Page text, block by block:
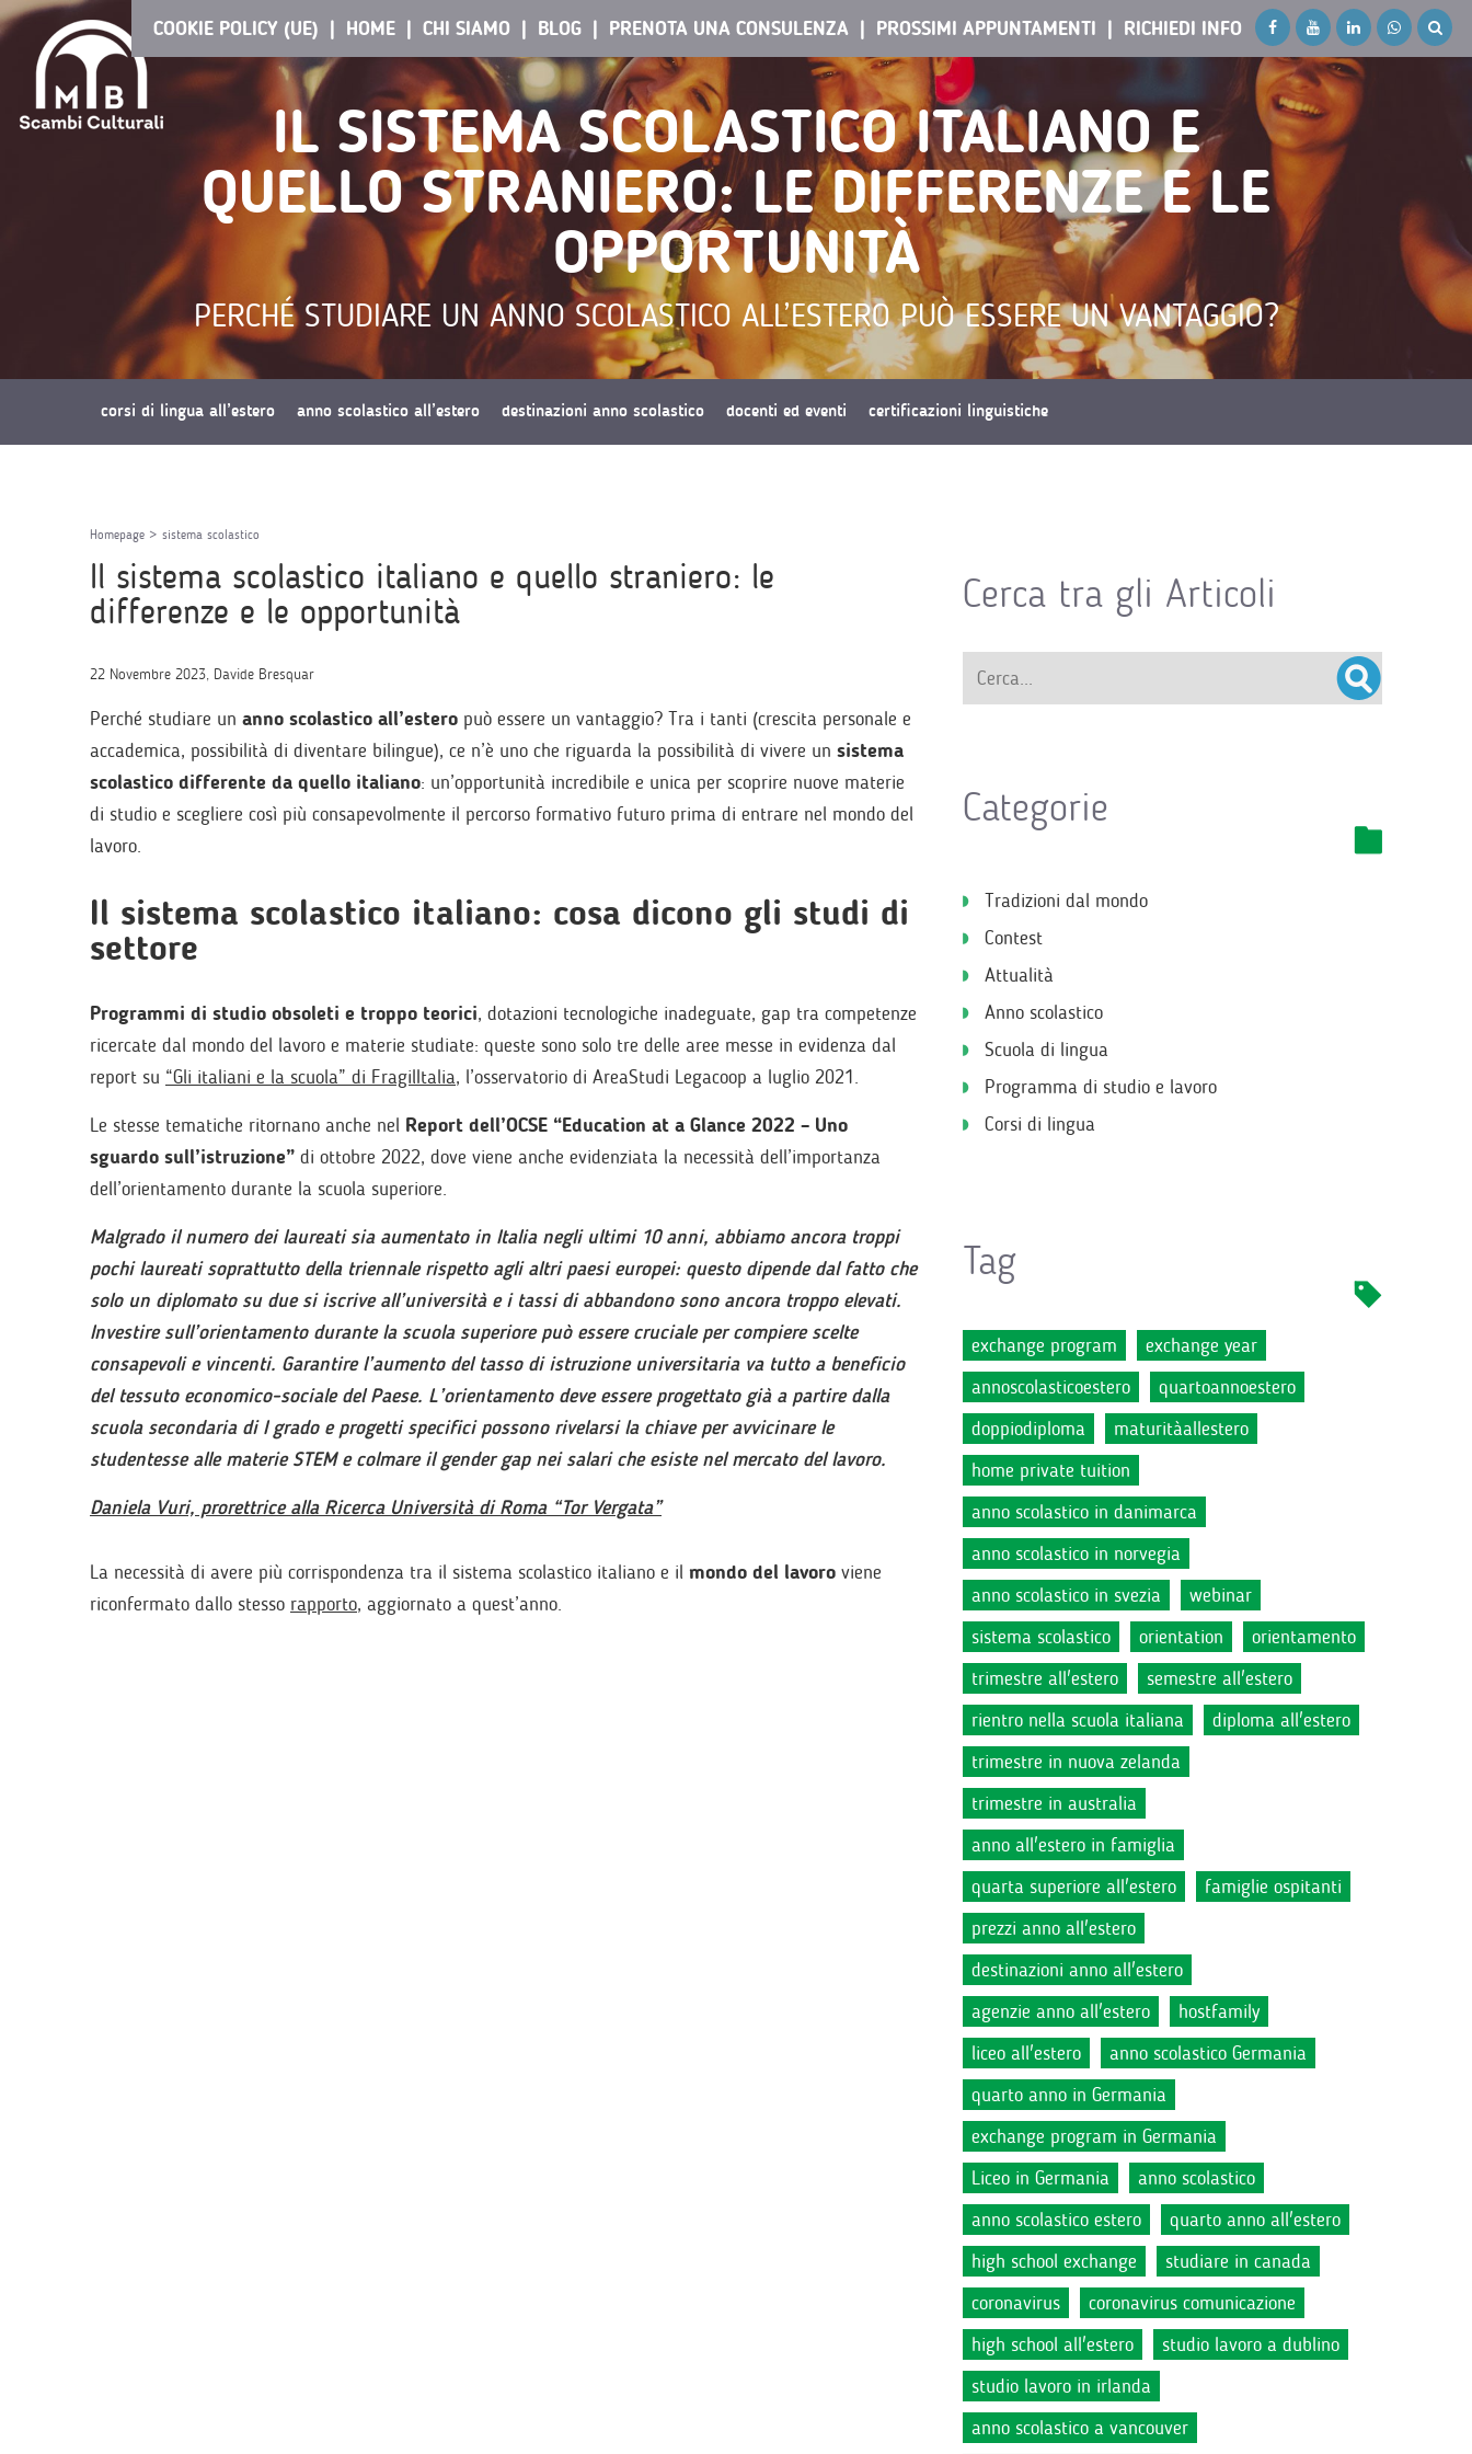
RICHIEDI INFO
PROSSIMI APPUNTAMENTI
PRENOTA UNA CONSULENZA
BLOG
CHI SIAMO
HOME
COOKIE POLICY (UE)
IL SISTEMA SCOLASTICO ITALIANO E
QUELLO STRANIERO: LE DIFFERENZE E LE
OPPORTUNITÀ
PERCHÉ STUDIARE UN ANNO SCOLASTICO ALL’ESTERO PUÒ ESSERE UN VANTAGGIO?
corsi di lingua all’estero anno scolastico all’estero destinazioni anno scolastico docenti ed eventi certificazioni linguistiche
Homepage > sistema scolastico
Il sistema scolastico italiano e quello straniero: le
differenze e le opportunità
22 Novembre 2023, Davide Bresquar
Perché studiare un anno scolastico all’estero può essere un vantaggio? Tra i tanti (crescita personale e
accademica, possibilità di diventare bilingue), ce n’è uno che riguarda la possibilità di vivere un sistema
scolastico differente da quello italiano: un’opportunità incredibile e unica per scoprire nuove materie
di studio e scegliere così più consapevolmente il percorso formativo futuro prima di entrare nel mondo del
lavoro.
Il sistema scolastico italiano: cosa dicono gli studi di
settore
Programmi di studio obsoleti e troppo teorici, dotazioni tecnologiche inadeguate, gap tra competenze
ricercate dal mondo del lavoro e materie studiate: queste sono solo tre delle aree messe in evidenza dal
report su “Gli italiani e la scuola” di FragilItalia, l’osservatorio di AreaStudi Legacoop a luglio 2021.
Le stesse tematiche ritornano anche nel Report dell’OCSE “Education at a Glance 2022 – Uno
sguardo sull’istruzione” di ottobre 2022, dove viene anche evidenziata la necessità dell’importanza
dell’orientamento durante la scuola superiore.
Malgrado il numero dei laureati sia aumentato in Italia negli ultimi 10 anni, abbiamo ancora troppi
pochi laureati soprattutto della triennale rispetto agli altri paesi europei: questo dipende dal fatto che
solo un diplomato su due si iscrive all’università e i tassi di abbandono sono ancora troppo elevati.
Investire sull’orientamento durante la scuola superiore può essere cruciale per compiere scelte
consapevoli e vincenti. Garantire l’aumento del tasso di istruzione universitaria va tutto a beneficio
del tessuto economico-sociale del Paese. L’orientamento deve essere progettato già a partire dalla
scuola secondaria di I grado e progetti specifici possono rivelarsi la chiave per avvicinare le
studentesse alle materie STEM e colmare il gender gap nei salari che esiste nel mercato del lavoro.
Daniela Vuri, prorettrice alla Ricerca Università di Roma “Tor Vergata”
La necessità di avere più corrispondenza tra il sistema scolastico italiano e il mondo del lavoro viene
riconfermato dallo stesso rapporto, aggiornato a quest’anno.
Cerca tra gli Articoli
Categorie
Tradizioni dal mondo
Contest
Attualità
Anno scolastico
Scuola di lingua
Programma di studio e lavoro
Corsi di lingua
Tag
exchange program
exchange year
annoscolasticoestero
quartoannoestero
doppiodiploma
maturitàallestero
home private tuition
anno scolastico in danimarca
anno scolastico in norvegia
anno scolastico in svezia
webinar
sistema scolastico
orientation
orientamento
trimestre all'estero
semestre all'estero
rientro nella scuola italiana
diploma all'estero
trimestre in nuova zelanda
trimestre in australia
anno all'estero in famiglia
quarta superiore all'estero
famiglie ospitanti
prezzi anno all'estero
destinazioni anno all'estero
agenzie anno all'estero
hostfamily
liceo all'estero
anno scolastico Germania
quarto anno in Germania
exchange program in Germania
Liceo in Germania
anno scolastico
anno scolastico estero
quarto anno all'estero
high school exchange
studiare in canada
coronavirus
coronavirus comunicazione
high school all'estero
studio lavoro a dublino
studio lavoro in irlanda
anno scolastico a vancouver